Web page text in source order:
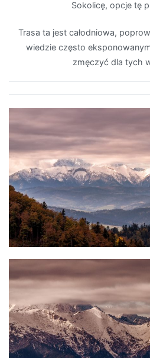
Sokolicę, opcje tę
Trasa ta jest całodniowa,
wiedzie często
zmęczyć dla tych